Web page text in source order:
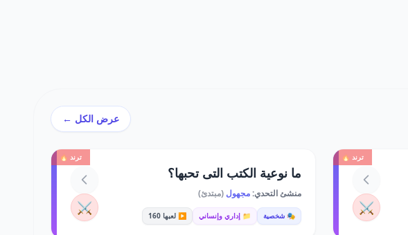
عرض الكل ←
ترند 🔥
⚔️
ترند 🔥
ما نوعية الكتب التى تحبها؟
منشئ التحدي:مجهول (مبتدئ)
🎭 شخصية 📁 إداري وإنساني ▶️ لعبها 160 ⚔️